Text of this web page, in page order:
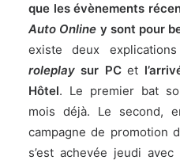
que les évènements
Auto Online y sont pour
existe deux
roleplay sur PCet
Hôtel. Le premier bat
mois déjà. Le second,
campagne de promotion
s’est achevée jeudi